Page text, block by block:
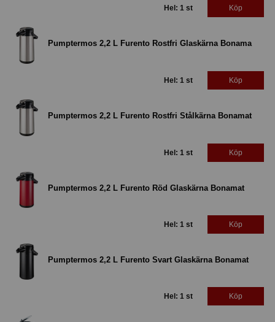
Hel: 1 st Köp
Pumptermos 2,2 L Furento Rostfri Glaskärna Bonama
Hel: 1 st Köp
Pumptermos 2,2 L Furento Rostfri Stålkärna Bonamat
Hel: 1 st Köp
Pumptermos 2,2 L Furento Röd Glaskärna Bonamat
Hel: 1 st Köp
Pumptermos 2,2 L Furento Svart Glaskärna Bonamat
Hel: 1 st Köp